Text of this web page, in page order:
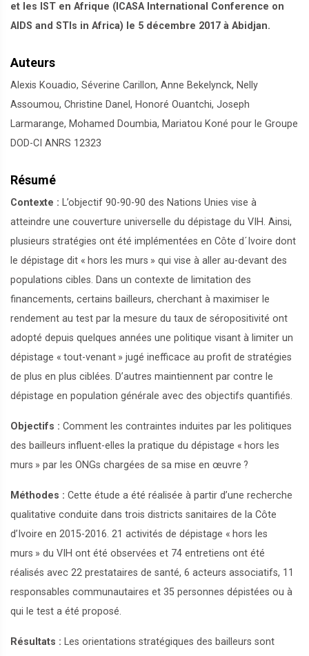
et les IST en Afrique (ICASA International Conference on
AIDS and STIs in Africa) le 5 décembre 2017 à Abidjan.
Auteurs
Alexis Kouadio, Séverine Carillon, Anne Bekelynck, Nelly
Assoumou, Christine Danel, Honoré Ouantchi, Joseph
Larmarange, Mohamed Doumbia, Mariatou Koné pour le Groupe
DOD-CI ANRS 12323
Résumé
Contexte : L’objectif 90-90-90 des Nations Unies vise à
atteindre une couverture universelle du dépistage du VIH. Ainsi,
plusieurs stratégies ont été implémentées en Côte d´Ivoire dont
le dépistage dit « hors les murs » qui vise à aller au-devant des
populations cibles. Dans un contexte de limitation des
financements, certains bailleurs, cherchant à maximiser le
rendement au test par la mesure du taux de séropositivité ont
adopté depuis quelques années une politique visant à limiter un
dépistage « tout-venant » jugé inefficace au profit de stratégies
de plus en plus ciblées. D’autres maintiennent par contre le
dépistage en population générale avec des objectifs quantifiés.
Objectifs : Comment les contraintes induites par les politiques
des bailleurs influent-elles la pratique du dépistage « hors les
murs » par les ONGs chargées de sa mise en œuvre ?
Méthodes : Cette étude a été réalisée à partir d’une recherche
qualitative conduite dans trois districts sanitaires de la Côte
d’Ivoire en 2015-2016. 21 activités de dépistage « hors les
murs » du VIH ont été observées et 74 entretiens ont été
réalisés avec 22 prestataires de santé, 6 acteurs associatifs, 11
responsables communautaires et 35 personnes dépistées ou à
qui le test a été proposé.
Résultats : Les orientations stratégiques des bailleurs sont